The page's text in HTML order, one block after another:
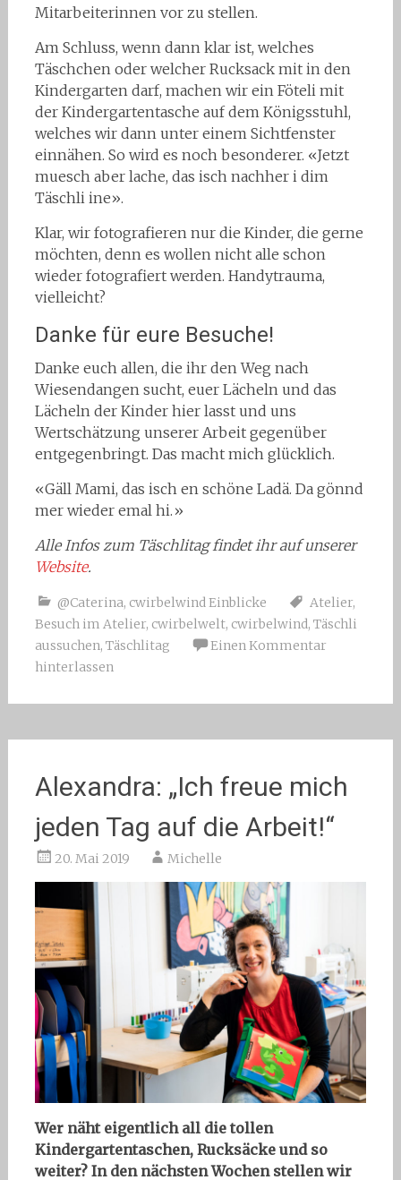
Mitarbeiterinnen vor zu stellen.
Am Schluss, wenn dann klar ist, welches
Täschchen oder welcher Rucksack mit in den
Kindergarten darf, machen wir ein Föteli mit
der Kindergartentasche auf dem Königsstuhl,
welches wir dann unter einem Sichtfenster
einnähen. So wird es noch besonderer. «Jetzt
muesch aber lache, das isch nachher i dim
Täschli ine».
Klar, wir fotografieren nur die Kinder, die gerne
möchten, denn es wollen nicht alle schon
wieder fotografiert werden. Handytrauma,
vielleicht?
Danke für eure Besuche!
Danke euch allen, die ihr den Weg nach
Wiesendangen sucht, euer Lächeln und das
Lächeln der Kinder hier lasst und uns
Wertschätzung unserer Arbeit gegenüber
entgegenbringt. Das macht mich glücklich.
«Gäll Mami, das isch en schöne Ladä. Da gönnd
mer wieder emal hi.»
Alle Infos zum Täschlitag findet ihr auf unserer
Website.
@Caterina, cwirbelwind Einblicke Atelier,
Besuch im Atelier, cwirbelwelt, cwirbelwind, Täschli
aussuchen, Täschlitag
Einen Kommentar
hinterlassen
Alexandra: „Ich freue mich
jeden Tag auf die Arbeit!“
20. Mai 2019 Michelle
Wer näht eigentlich all die tollen
Kindergartentaschen, Rucksäcke und so
weiter? In den nächsten Wochen stellen wir